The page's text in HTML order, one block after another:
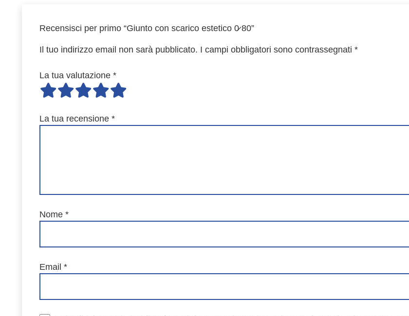
Recensisci per primo “Giunto con scarico estetico 0̷ 80”
Il tuo indirizzo email non sarà pubblicato. I campi obbligatori sono contrassegnati *
La tua valutazione *
La tua recensione *
Nome *
Email *